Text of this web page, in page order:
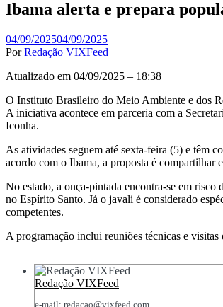
Ibama alerta e prepara
04/09/202504/09/2025
Por Redação VIXFeed
Atualizado em 04/09/2025 – 18:38
O Instituto Brasileiro do Meio Ambiente e dos
A iniciativa acontece em parceria com a
Iconha.
As atividades seguem até sexta-feira (5) e têm
acordo com o Ibama, a proposta é compartilhar
No estado, a onça-pintada encontra-se em risco
no Espírito Santo. Já o javali é considerado
competentes.
A programação inclui reuniões técnicas e
Redação VIXFeed
e-mail: redacao@vixfeed.com